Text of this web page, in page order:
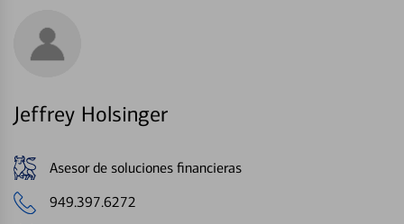
Jeffrey Holsinger
Asesor de soluciones financieras
949.397.6272